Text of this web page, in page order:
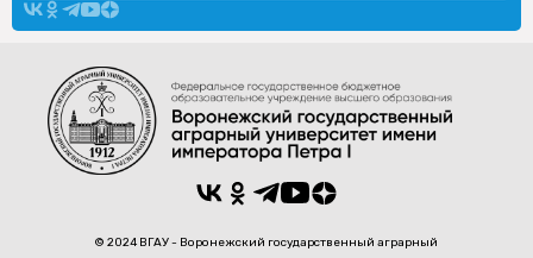
© 2024 ВГАУ - Воронежский государственный аграрный